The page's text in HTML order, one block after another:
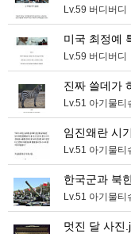
Lv.59 버디버디
미국 최정예
Lv.59 버디버디
진짜 쓸데가
Lv.51 아기물티
임진왜란 시
Lv.51 아기물티
한국군과 북
Lv.51 아기물티
멋진 달 사진